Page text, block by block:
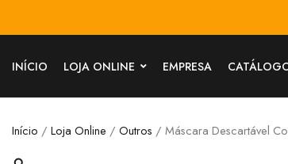
INÍCIO LOJA ONLINE EMPRESA
Início / Loja Online / Outros / Máscara Descartável